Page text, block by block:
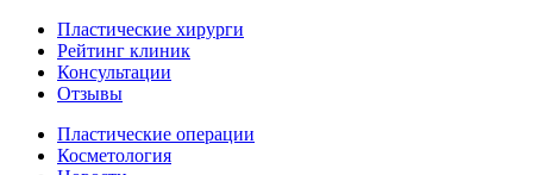
Пластические хирурги
Рейтинг клиник
Консультации
Отзывы
Пластические операции
Косметология